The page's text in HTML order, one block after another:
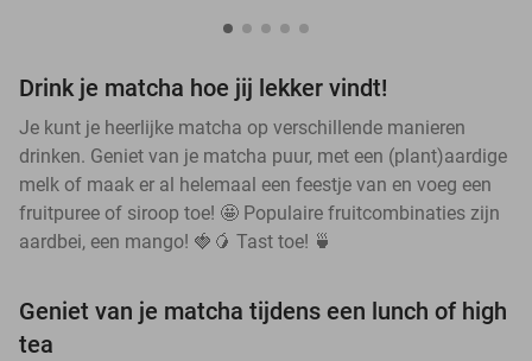
Drink je matcha hoe jij lekker vindt!
Je kunt je heerlijke matcha op verschillende manieren
drinken. Geniet van je matcha puur, met een (plant)aardige
melk of maak er al helemaal een feestje van en voeg een
fruitpuree of siroop toe! 🤩 Populaire fruitcombinaties zijn
aardbei, een mango! 🍓🥭 Tast toe! 🍵
Geniet van je matcha tijdens een lunch of high
tea